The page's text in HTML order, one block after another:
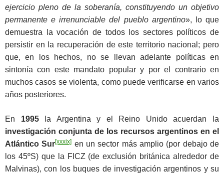
ejercicio pleno de la soberanía, constituyendo un objetivo
permanente e irrenunciable del pueblo argentino», lo que
demuestra la vocación de todos los sectores políticos de
persistir en la recuperación de este territorio nacional; pero
que, en los hechos, no se llevan adelante políticas en
sintonía con este mandato popular y por el contrario en
muchos casos se violenta, como puede verificarse en varios
años posteriores.
En 1995la Argentina y el Reino Unido acuerdan la
investigación conjunta de los recursos argentinos en el
Atlántico Sur[xxxix] en un sector más amplio (por debajo de
los 45ºS) que la FICZ (de exclusión británica alrededor de
Malvinas), con los buques de investigación argentinos y su